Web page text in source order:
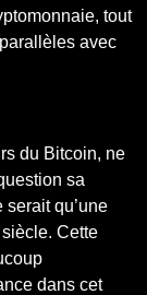
tout
avec
du Bitcoin, ne
sa
qu’une
Cette
dans cet